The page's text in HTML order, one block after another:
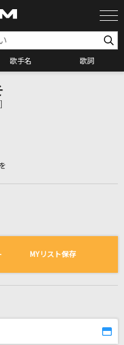
歌手名 歌詞
索
いる曲の一覧
MYリスト保存